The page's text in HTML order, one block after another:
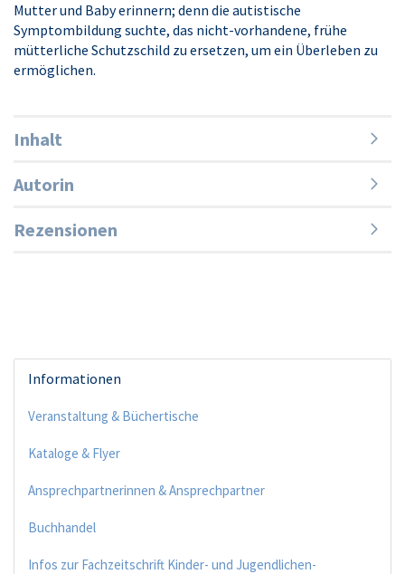
Mutter und Baby erinnern; denn die autistische
Symptombildung suchte, das nicht-vorhandene, frühe
mütterliche Schutzschild zu ersetzen, um ein Überleben zu
ermöglichen.
Inhalt
Autorin
Rezensionen
Informationen
Veranstaltung & Büchertische
Kataloge & Flyer
Ansprechpartnerinnen & Ansprechpartner
Buchhandel
Infos zur Fachzeitschrift Kinder- und Jugendlichen-